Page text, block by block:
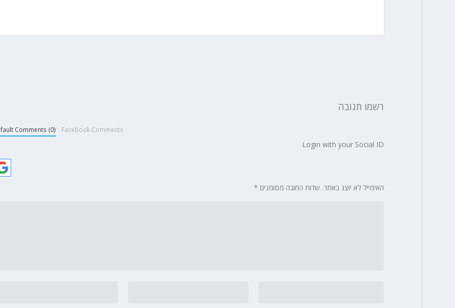
רשמו תגובה
Comments (0) Facebook Comments
Login with your Social ID
האימייל לא יוצג באתר. שדות החובה מסומנים *